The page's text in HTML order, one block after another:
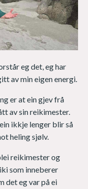
eg det, eg har
av min eigen energi.
er at ein gjev frå
av sin reikimester.
ikkje lenger blir så
heling sjølv.
reikimester og
som inneberer
det eg var på ei